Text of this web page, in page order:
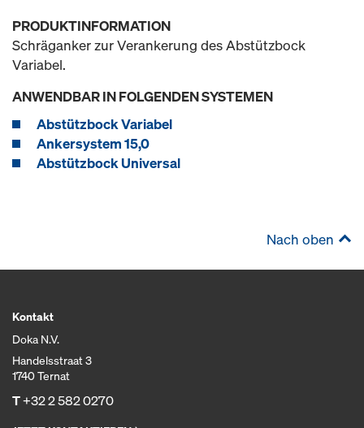
PRODUKTINFORMATION
Schräganker zur Verankerung des Abstützbock
Variabel.
ANWENDBAR IN FOLGENDEN SYSTEMEN
Abstützbock Variabel
Ankersystem 15,0
Abstützbock Universal
Nach oben
Kontakt
Doka N.V.
Handelsstraat 3
1740 Ternat
T+32 2 582 0270